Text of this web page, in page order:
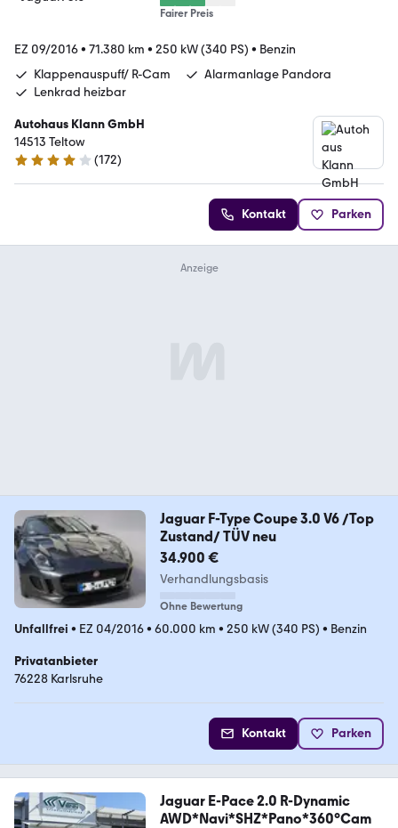
Fairer Preis
EZ 09/2016• 71.380 km • 250 kW (340 PS) • Benzin
Klappenauspuff/ R-Cam
Alarmanlage Pandora
Lenkrad heizbar
Autohaus Klann GmbH
14513 Teltow
4 Sterne
(172)
Kontakt Parken
Jaguar F-Type Coupe 3.0 V6 /Top
Zustand/ TÜV neu
34.900 €
Verhandlungsbasis
Ohne Bewertung
Unfallfrei • EZ 04/2016• 60.000 km • 250 kW (340 PS) • Benzin
Privatanbieter
76228 Karlsruhe
Kontakt Parken
Jaguar E-Pace 2.0 R-Dynamic
AWD*Navi*SHZ*Pano*360°Cam